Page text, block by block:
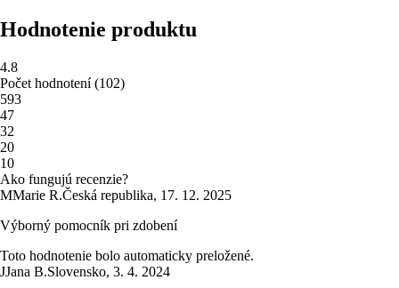
Hodnotenie produktu
4.8
Počet hodnotení(102)
593
47
32
20
10
Ako fungujú recenzie?
MMarie R.Česká republika, 17. 12. 2025
Výborný pomocník pri zdobení
Toto hodnotenie bolo automaticky preložené.
JJana B.Slovensko, 3. 4. 2024